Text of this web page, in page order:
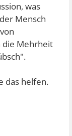
was
Mensch
die Mehrheit
das helfen.